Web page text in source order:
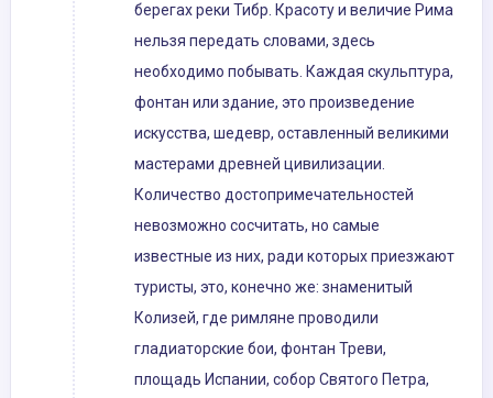
берегах реки Тибр. Красоту и величие Рима
нельзя передать словами, здесь
необходимо побывать. Каждая скульптура,
фонтан или здание, это произведение
искусства, шедевр, оставленный великими
мастерами древней цивилизации.
Количество достопримечательностей
невозможно сосчитать, но самые
известные из них, ради которых приезжают
туристы, это, конечно же: знаменитый
Колизей, где римляне проводили
гладиаторские бои, фонтан Треви,
площадь Испании, собор Святого Петра,